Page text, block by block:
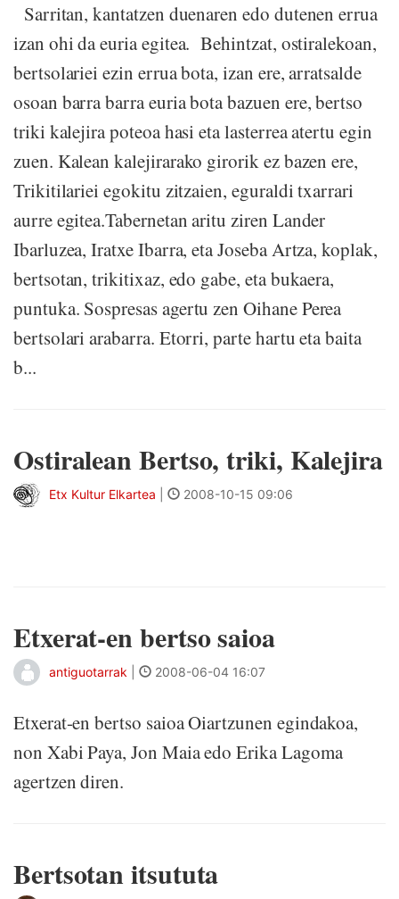
Sarritan, kantatzen duenaren edo dutenen errua
izan ohi da euria egitea. Behintzat, ostiralekoan,
bertsolariei ezin errua bota, izan ere, arratsalde
osoan barra barra euria bota bazuen ere, bertso
triki kalejira poteoa hasi eta lasterrea atertu egin
zuen. Kalean kalejirarako girorik ez bazen ere,
Trikitilariei egokitu zitzaien, eguraldi txarrari
aurre egitea.Tabernetan aritu ziren Lander
Ibarluzea, Iratxe Ibarra, eta Joseba Artza, koplak,
bertsotan, trikitixaz, edo gabe, eta bukaera,
puntuka. Sospresas agertu zen Oihane Perea
bertsolari arabarra. Etorri, parte hartu eta baita
b...
Ostiralean Bertso, triki, Kalejira
Etx Kultur Elkartea 2008-10-15 09:06
Etxerat-en bertso saioa
antiguotarrak 2008-06-04 16:07
Etxerat-en bertso saioa Oiartzunen egindakoa,
non Xabi Paya, Jon Maia edo Erika Lagoma
agertzen diren.
Bertsotan itsututa